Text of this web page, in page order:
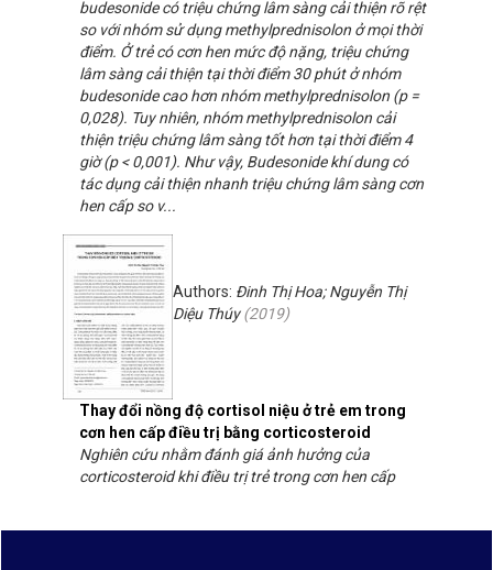
budesonide có triệu chứng lâm sàng cải thiện rõ rệt
so với nhóm sử dụng methylprednisolon ở mọi thời
điểm. Ở trẻ có cơn hen mức độ nặng, triệu chứng
lâm sàng cải thiện tại thời điểm 30 phút ở nhóm
budesonide cao hơn nhóm methylprednisolon (p =
0,028). Tuy nhiên, nhóm methylprednisolon cải
thiện triệu chứng lâm sàng tốt hơn tại thời điểm 4
giờ (p < 0,001). Như vậy, Budesonide khí dung có
tác dụng cải thiện nhanh triệu chứng lâm sàng cơn
hen cấp so v...
Thay đổi nồng độ cortisol niệu ở trẻ em trong
cơn hen cấp điều trị bằng corticosteroid
Authors: Đinh Thị Hoa; Nguyễn Thị
Diệu Thúy(2019)
Nghiên cứu nhằm đánh giá ảnh hưởng của
corticosteroid khi điều trị trẻ trong cơn hen cấp